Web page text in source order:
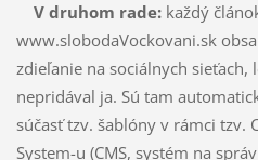
V druhom rade:každý
www.slobodaVockovani.sk
zdieľanie na sociálnych sieťach,
nepridával ja. Sú tam
súčasť tzv. šablóny v rámci tzv.
System-u (CMS, systém na